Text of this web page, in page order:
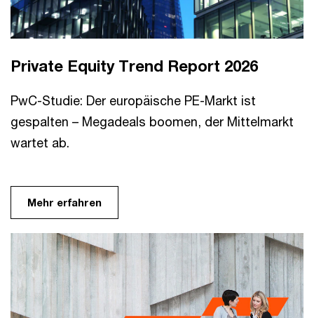
Private Equity Trend Report 2026
PwC-Studie: Der europäische PE-Markt ist
gespalten – Megadeals boomen, der Mittelmarkt
wartet ab.
Mehr erfahren